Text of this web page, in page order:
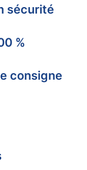
sécurité
%
consigne